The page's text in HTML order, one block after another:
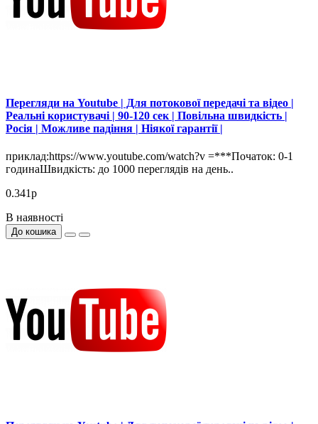
Перегляди на Youtube | Для потокової передачі та відео |
Реальні користувачі | 90-120 сек | Повільна швидкість |
Росія | Можливе падіння | Ніякої гарантії |
приклад:https://www.youtube.com/watch?v =***Початок: 0-1
годинаШвидкість: до 1000 переглядів на день..
0.341р
В наявності
До кошика